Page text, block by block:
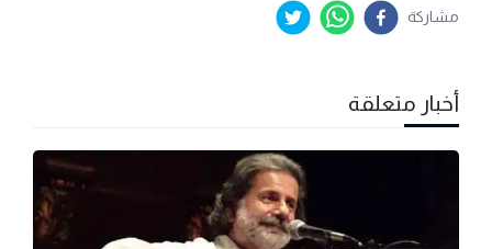
مشاركة
أخبار متعلقة